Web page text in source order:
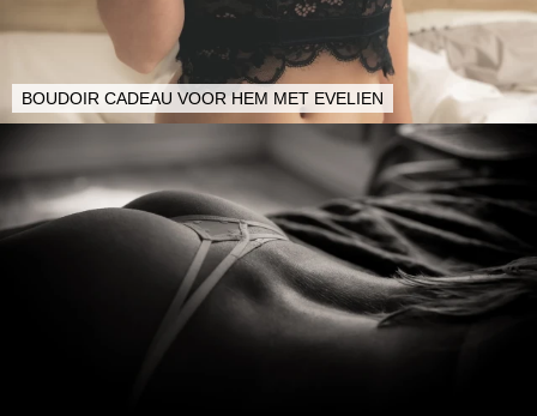
BOUDOIR CADEAU VOOR HEM MET EVELIEN